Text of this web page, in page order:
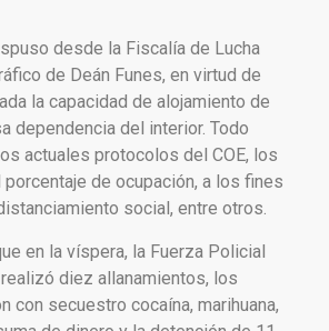
desde la Fiscalía de Lucha
de Deán Funes, en virtud de
la capacidad de alojamiento de
dependencia del interior. Todo
actuales protocolos del COE, los
de ocupación, a los fines
social, entre otros.
en la víspera, la Fuerza Policial
diez allanamientos, los
con secuestro cocaína, marihuana,